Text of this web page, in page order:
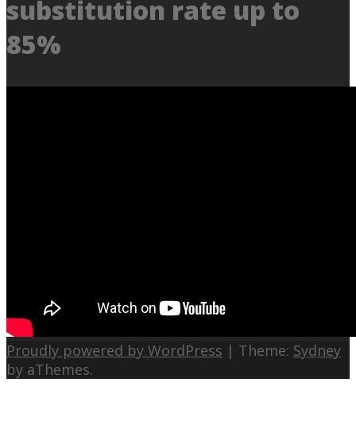
substitution rate up to
85%
Proudly powered by WordPress | Theme: Sydney
by aThemes.